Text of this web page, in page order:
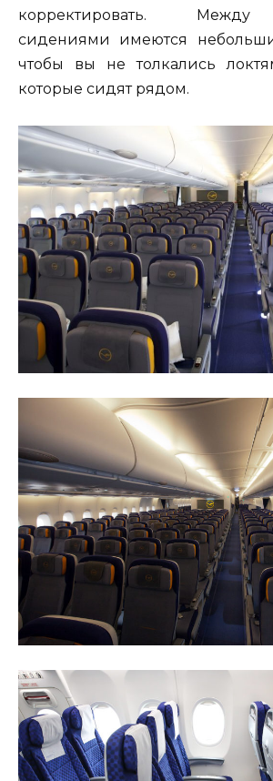
корректировать.
сидениями имеются
чтобы вы не толкались
которые сидят рядом.